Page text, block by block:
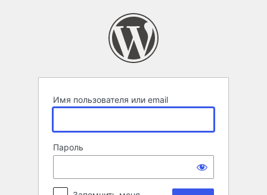
Имя пользователя или email
Пароль